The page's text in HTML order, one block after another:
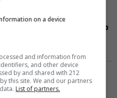
δράμα, κορυφαίες
θέα την Αθήνα: Όσα θα δούμε στο
μέχρι τον Οκτώβριο
απόβαση στις ελληνικές
on a device
and information from
and other device
by and shared with 212
this site. We and our partners
List of partners.